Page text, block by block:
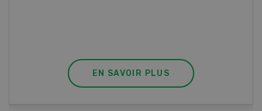
EN SAVOIR PLUS